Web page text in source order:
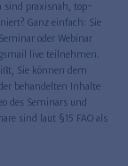
sind praxisnah, top-
Ganz einfach: Sie
oder Webinar
live teilnehmen.
Sie können dem
behandelten Inhalte
des Seminars und
sind laut §15 FAO als